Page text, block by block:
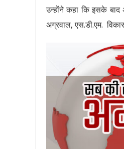
उन्होंने कहा कि इसके बाद
अग्रवाल, एस.डी.एम.